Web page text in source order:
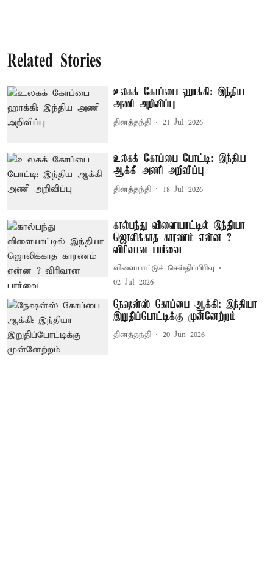
Related Stories
உலகக் கோப்பை ஹாக்கி: இந்திய
அணி அறிவிப்பு
தினத்தந்தி 21 Jul 2026
உலகக் கோப்பை போட்டி: இந்திய
ஆக்கி அணி அறிவிப்பு
தினத்தந்தி 18 Jul 2026
கால்பந்து விளையாட்டில் இந்தியா
ஜொலிக்காத காரணம் என்ன ?
விரிவான பார்வை
விளையாட்டுச் செய்திப்பிரிவு
02 Jul 2026
நேஷன்ஸ் கோப்பை ஆக்கி: இந்தியா
இறுதிப்போட்டிக்கு முன்னேற்றம்
தினத்தந்தி 20 Jun 2026